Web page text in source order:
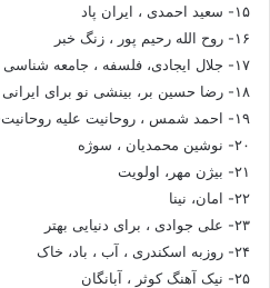
۱۵- سعید احمدی ، ایران پاد
۱۶- روح الله رحیم پور ، زنگ خبر
۱۷- جلال ایجادی، فلسفه ، جامعه شناسی ، سیاست
۱۸- رضا حسین بر، بینشی نو برای ایرانی نو
۱۹- احمد شمس ، روحانیت علیه روحانیت- عبور
۲۰- نوشین محمدیان ، سوژه
۲۱- بیژن مهر، اولویت
۲۲- امان، نینا
۲۳- علی جوادی ، برای دنیایی بهتر
۲۴- روزبه اسکندری ، آب ، باد، خاک
۲۵- نیک آهنگ کوثر ، آبانگان